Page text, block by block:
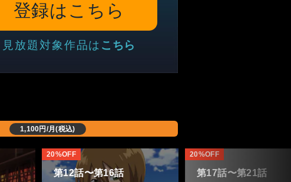
登録はこちら
見放題対象作品は こちら
1,100円/月(税込)
第12話〜第16話
20%OFF
第17話〜第21話
20%OFF